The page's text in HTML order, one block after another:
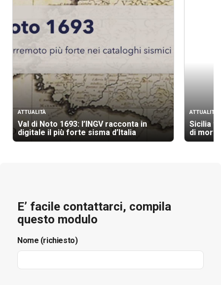
ATTUALITÀ
Val di Noto 1693: l’INGV racconta in
digitale il più forte sisma d’Italia
ATTUALITÀ
Sicilia
di morti
E’ facile contattarci, compila
questo modulo
Nome (richiesto)